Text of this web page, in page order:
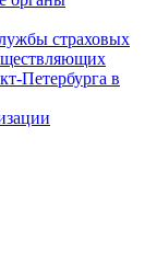
страховых
Петербурга в